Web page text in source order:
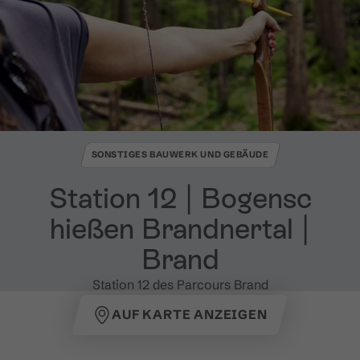
Station 12 ​|​ Bogensc
hießen Brandnertal ​|​
Brand
SONSTIGES BAUWERK UND GEBÄUDE
Station 12 des Parcours Brand
AUF KARTE ANZEIGEN